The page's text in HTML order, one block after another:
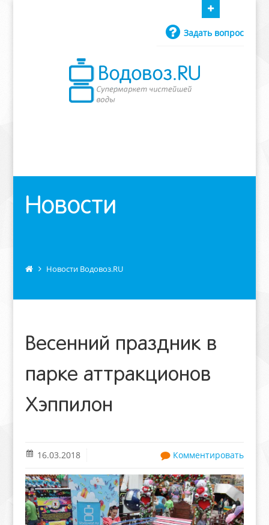
8 (800) 234-9484
Задать вопрос
Новости
Новости Водовоз.RU
Весенний праздник в
парке аттракционов
Хэппилон
16.03.2018 Комментировать